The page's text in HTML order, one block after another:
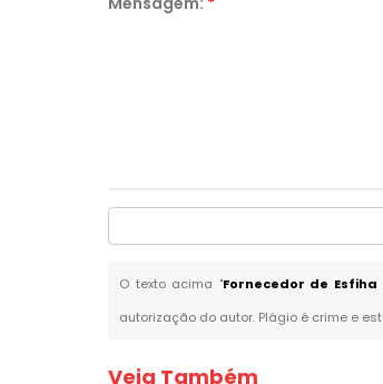
O texto acima "Fornecedor de
autorização do autor. Plágio é crime e
Veja Também